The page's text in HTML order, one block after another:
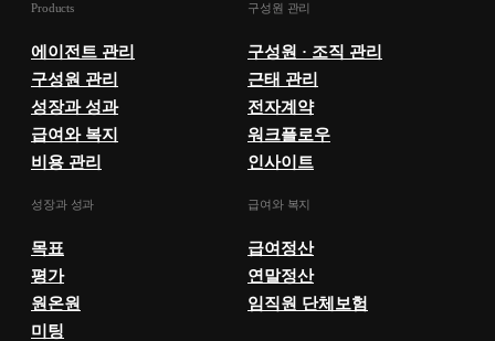
Products
에이전트 관리
구성원 관리
성장과 성과
급여와 복지
비용 관리
구성원 관리
구성원 · 조직 관리
근태 관리
전자계약
워크플로우
인사이트
성장과 성과
목표
평가
원온원
미팅
급여와 복지
급여정산
연말정산
임직원 단체보험